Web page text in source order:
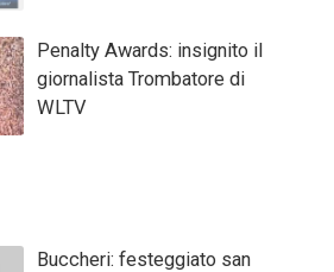
Penalty Awards: insignito il
giornalista Trombatore di
WLTV
Buccheri: festeggiato san